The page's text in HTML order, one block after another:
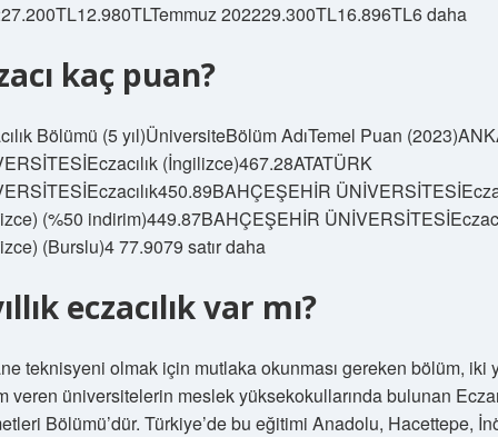
202229.300TL16.896TL6 daha
kaç puan?
Bölümü (5 yıl)ÜniversiteBölüm AdıTemel Puan
(İngilizce)467.28ATATÜRK
(%50 indirim)449.87BAHÇEŞEHİR
(Burslu)4 77.9079 satır daha
eczacılık var mı?
teknisyeni olmak için mutlaka okunması gereken bölüm, iki
veren üniversitelerin meslek yüksekokullarında bulunan
Bölümü’dür. Türkiye’de bu eğitimi Anadolu, Hacettepe,